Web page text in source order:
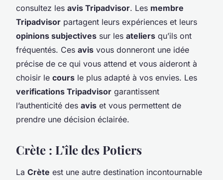
consultez les avis Tripadvisor. Les membre
Tripadvisor partagent leurs expériences et leurs
opinions subjectives sur les ateliers qu’ils ont
fréquentés. Ces avis vous donneront une idée
précise de ce qui vous attend et vous aideront à
choisir le cours le plus adapté à vos envies. Les
verifications Tripadvisor garantissent
l’authenticité des avis et vous permettent de
prendre une décision éclairée.
Crète : L’île des Potiers
La Crète est une autre destination incontournable